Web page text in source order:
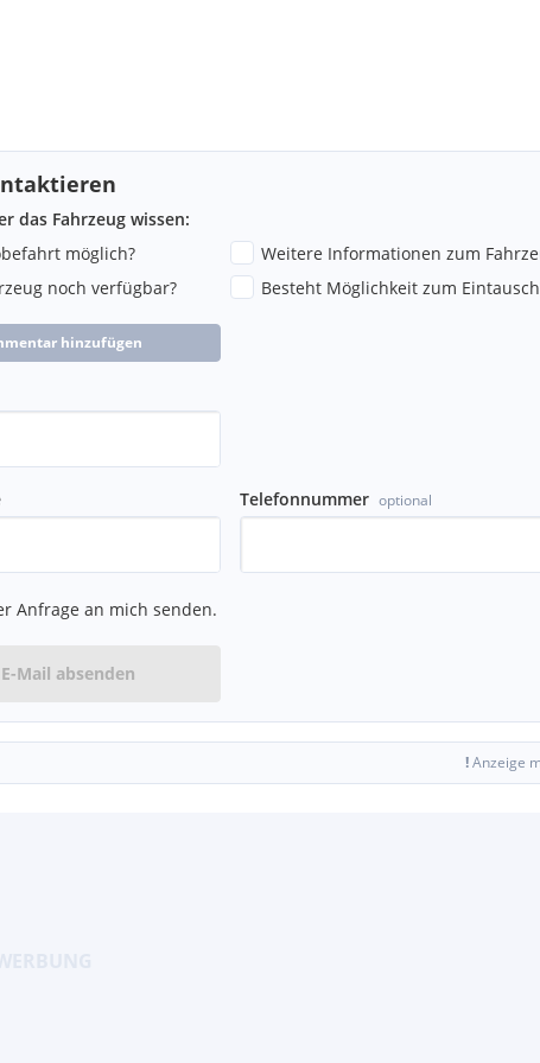
das Fahrzeug wissen:
möglich?
Weitere Informationen zum
noch verfügbar?
Besteht Möglichkeit zum
hinzufügen
Telefonnummer optional
Anfrage an mich senden.
E-Mail absenden
!Anzeige